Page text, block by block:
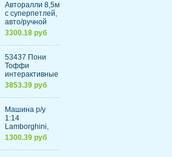
Авторалли 8,5м
c суперпетлей,
авто/ручной
контроль
скорости,
счетчик кругов
(220V) (Китай)
3300.18 руб
53437 Пони
Тоффи
интерактивные
(с морковкой и
3853.39 руб
Машина р/у
1:14
Lamborghini,
30,7х13,6х8,5см
1300.39 руб